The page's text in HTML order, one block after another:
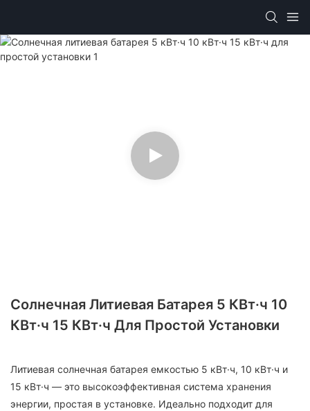
Солнечная Литиевая Батарея 5 КВт·ч 10
КВт·ч 15 КВт·ч Для Простой Установки
Литиевая солнечная батарея емкостью 5 кВт·ч, 10 кВт·ч и
15 кВт·ч — это высокоэффективная система хранения
энергии, простая в установке. Идеально подходит для